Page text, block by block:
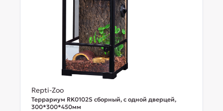
Repti-Zoo
Террариум RK0102S сборный, с одной дверцей,
300*300*450мм